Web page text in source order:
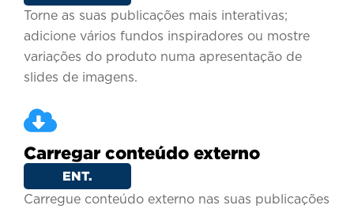
Torne as suas publicações mais interativas;
adicione vários fundos inspiradores ou mostre
variações do produto numa apresentação de
slides de imagens.
Carregar conteúdo externo
ENT.
Carregue conteúdo externo nas suas publicações